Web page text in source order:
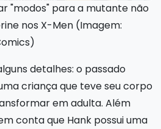
"modos" para a mutante não
nos X-Men (Imagem:
detalhes: o passado
criança que teve seu corpo
em adulta. Além
conta que Hank possui uma